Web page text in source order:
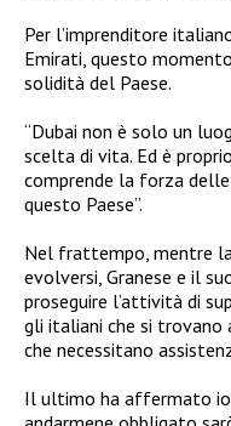
Per l’imprenditore
Emirati, questo
solidità del Paese.
“Dubai non è solo un
scelta di vita. Ed è
comprende la forza
questo Paese”.
Nel frattempo, mentre
evolversi, Granese e il
proseguire l’attività di
gli italiani che si trovano
che necessitano
Il ultimo ha affermato io